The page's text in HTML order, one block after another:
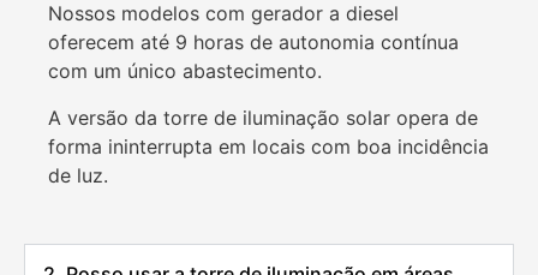
Nossos modelos com gerador a diesel
oferecem até 9 horas de autonomia contínua
com um único abastecimento.
A versão da torre de iluminação solar opera de
forma ininterrupta em locais com boa incidência
de luz.